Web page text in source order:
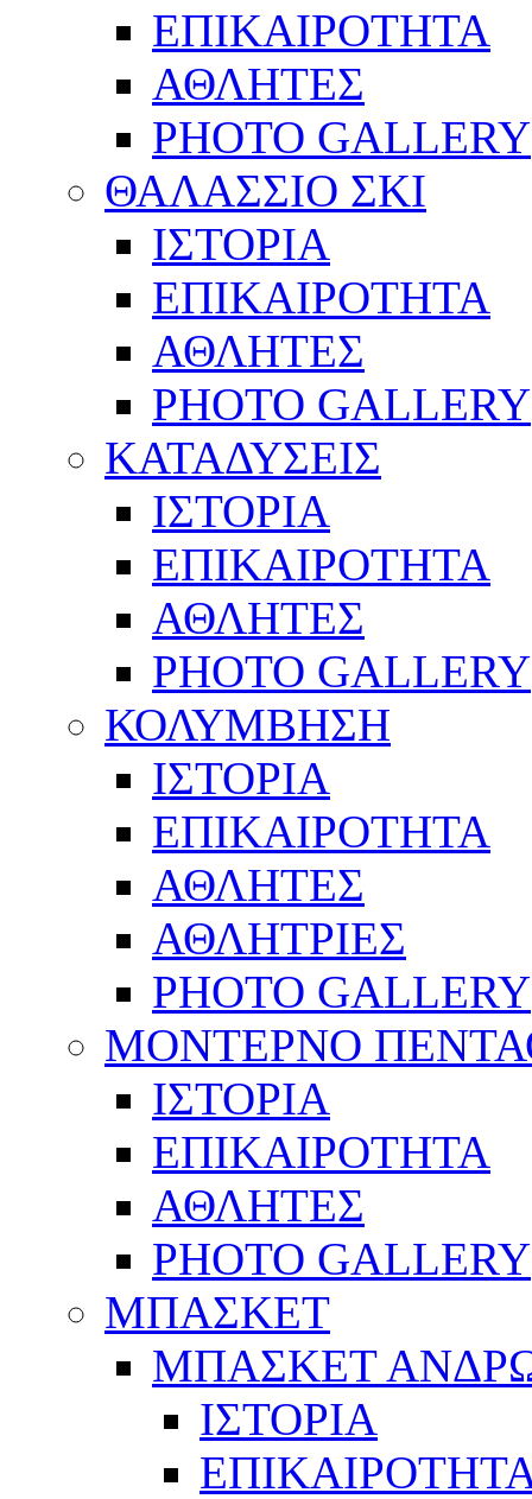
ΕΠΙΚΑΙΡΟΤΗΤΑ
ΑΘΛΗΤΕΣ
PHOTO GALLERY
ΘΑΛΑΣΣΙΟ ΣΚΙ
ΙΣΤΟΡΙΑ
ΕΠΙΚΑΙΡΟΤΗΤΑ
ΑΘΛΗΤΕΣ
PHOTO GALLERY
ΚΑΤΑΔΥΣΕΙΣ
ΙΣΤΟΡΙΑ
ΕΠΙΚΑΙΡΟΤΗΤΑ
ΑΘΛΗΤΕΣ
PHOTO GALLERY
ΚΟΛΥΜΒΗΣΗ
ΙΣΤΟΡΙΑ
ΕΠΙΚΑΙΡΟΤΗΤΑ
ΑΘΛΗΤΕΣ
ΑΘΛΗΤΡΙΕΣ
PHOTO GALLERY
ΜΟΝΤΕΡΝΟ
ΙΣΤΟΡΙΑ
ΕΠΙΚΑΙΡΟΤΗΤΑ
ΑΘΛΗΤΕΣ
PHOTO GALLERY
ΜΠΑΣΚΕΤ
ΜΠΑΣΚΕΤ
ΙΣΤΟΡΙΑ